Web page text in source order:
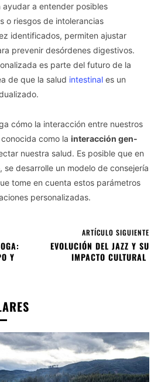
a entender posibles
o riesgos de intolerancias
identificados, permiten ajustar
prevenir desórdenes digestivos.
es parte del futuro de la
de que la salud intestinal es un
cómo la interacción entre nuestros
como la interacción gen-
nuestra salud. Es posible que en
se desarrolle un modelo de consejería
tome en cuenta estos parámetros
personalizadas.
Y
ARTÍCULO SIGUIENTE
EVOLUCIÓN DEL JAZZ Y SU
IMPACTO CULTURAL